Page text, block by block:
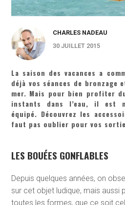
CHARLES NADEAU
30 JUILLET 2015
La saison des vacances a
déjà vos séances de bronzage
mer. Mais pour bien profiter
instants dans l’eau, il est
équipé. Découvrez les
faut pas oublier pour vos
LES BOUÉES GONFLABLES
Depuis quelques années, on
sur cet objet ludique, mais aussi
toutes les formes, que ce soit